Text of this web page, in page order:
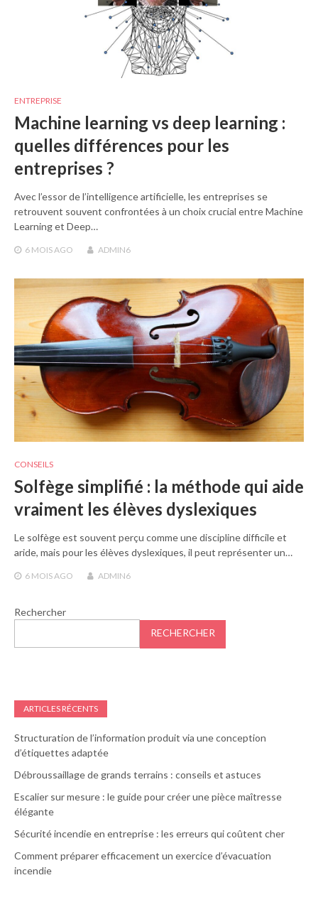
ENTREPRISE
Machine learning vs deep learning :
quelles différences pour les
entreprises ?
Avec l’essor de l’intelligence artificielle, les entreprises se
retrouvent souvent confrontées à un choix crucial entre Machine
Learning et Deep…
6 MOISAGO ADMIN6
CONSEILS
Solfège simplifié : la méthode qui aide
vraiment les élèves dyslexiques
Le solfège est souvent perçu comme une discipline difficile et
aride, mais pour les élèves dyslexiques, il peut représenter un…
6 MOISAGO ADMIN6
Rechercher
RECHERCHER
ARTICLES RÉCENTS
Structuration de l’information produit via une conception
d’étiquettes adaptée
Débroussaillage de grands terrains : conseils et astuces
Escalier sur mesure : le guide pour créer une pièce maîtresse
élégante
Sécurité incendie en entreprise : les erreurs qui coûtent cher
Comment préparer efficacement un exercice d’évacuation
incendie